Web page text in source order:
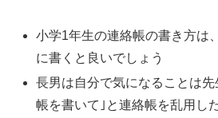
小学1年生の連絡帳の書き方は
に書くと良いでしょう
長男は自分で気になることは
帳を書いて｣と連絡帳を乱用し